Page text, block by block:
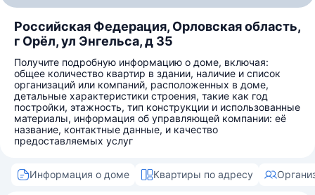
Российская Федерация, Орловская область,
г Орёл, ул Энгельса, д 35
Получите подробную информацию о доме, включая:
общее количество квартир в здании, наличие и список
организаций или компаний, расположенных в доме,
детальные характеристики строения, такие как год
постройки, этажность, тип конструкции и использованные
материалы, информация об управляющей компании: её
название, контактные данные, и качество
предоставляемых услуг
Информация о доме Квартиры по адресу